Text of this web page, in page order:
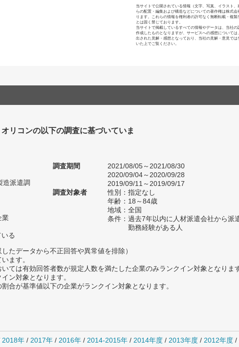
当サイトで公開されている情報（文字、写真、イラスト、
らの配置・編集および構造などについての著作権は株式会
ります。これらの情報を権利者の許可なく無断転載・複製
とは固く禁じております。
当サイトで掲載しているすべての情報やデータは、当社の
作成したものとなりますが、サービスへの感想については
出された見解・感想となっており、当社の見解・意見では
いた上でご覧ください。
リコンの以下の調査に基づいていま
造派遣調
業
る
調査期間
2021/08/05～2021/08/30
2020/09/04～2020/09/28
2019/09/11～2019/09/17
調査対象者
性別：指定なし
年齢：18～84歳
地域：全国
条件：過去7年以内に人材派遣会社から派
勤務経験がある人
たデータから不正回答や異常値を排除）
ます。
ては有効回答者数が規定人数を満たした企業のみランクイン対象となりま
ン対象となります。
合が基準値以下の企業がランクイン対象となります。
2018年 / 2017年 / 2016年 / 2014-2015年 / 2014年度 / 2013年度 / 2012年度 /